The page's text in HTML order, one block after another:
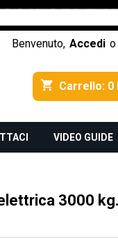
Benvenuto, Accedi o
shopping_cart Carrello: 0
VIDEO GUIDE
3000 kg.